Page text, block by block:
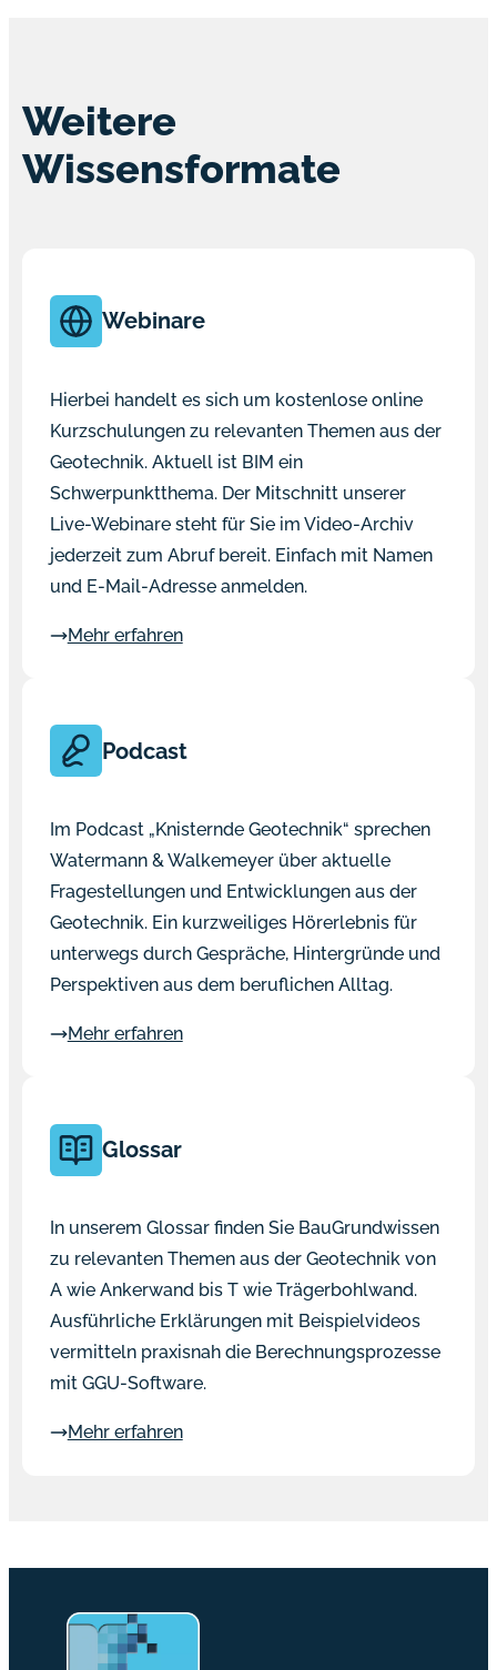
Weitere
Wissensformate
Webinare
Hierbei handelt es sich um kostenlose online
Kurzschulungen zu relevanten Themen aus der
Geotechnik. Aktuell ist BIM ein
Schwerpunktthema. Der Mitschnitt unserer
Live-Webinare steht für Sie im Video-Archiv
jederzeit zum Abruf bereit. Einfach mit Namen
und E-Mail-Adresse anmelden.
Mehr erfahren
Podcast
Im Podcast „Knisternde Geotechnik“ sprechen
Watermann & Walkemeyer über aktuelle
Fragestellungen und Entwicklungen aus der
Geotechnik. Ein kurzweiliges Hörerlebnis für
unterwegs durch Gespräche, Hintergründe und
Perspektiven aus dem beruflichen Alltag.
Mehr erfahren
Glossar
In unserem Glossar finden Sie BauGrundwissen
zu relevanten Themen aus der Geotechnik von
A wie Ankerwand bis T wie Trägerbohlwand.
Ausführliche Erklärungen mit Beispielvideos
vermitteln praxisnah die Berechnungsprozesse
mit GGU-Software.
Mehr erfahren